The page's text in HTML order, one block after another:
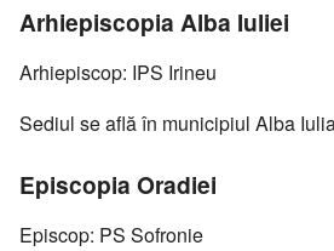
Arhiepiscopia Alba Iuliei
Arhiepiscop: IPS Irineu
Sediul se află în municipiul Alba
Episcopia Oradiei
Episcop: PS Sofronie